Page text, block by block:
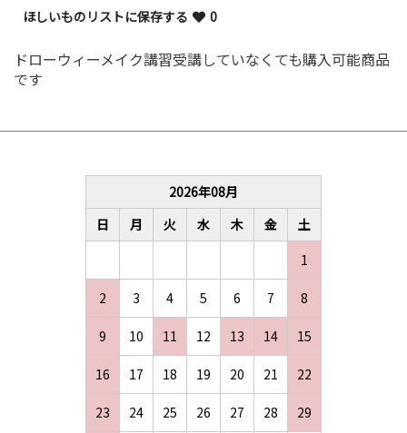
お買い物を続ける カートへ進む
ほしいものリストに保存する 0
ドローウィーメイク講習受講していなくても購入可能商品
です
2026年08月
日
月 火 水 木 金
土
1
2 3 4 5 6 7 8
9 10 11 12 13 14 15
16 17 18 19 20 21 22
23 24 25 26 27 28 29